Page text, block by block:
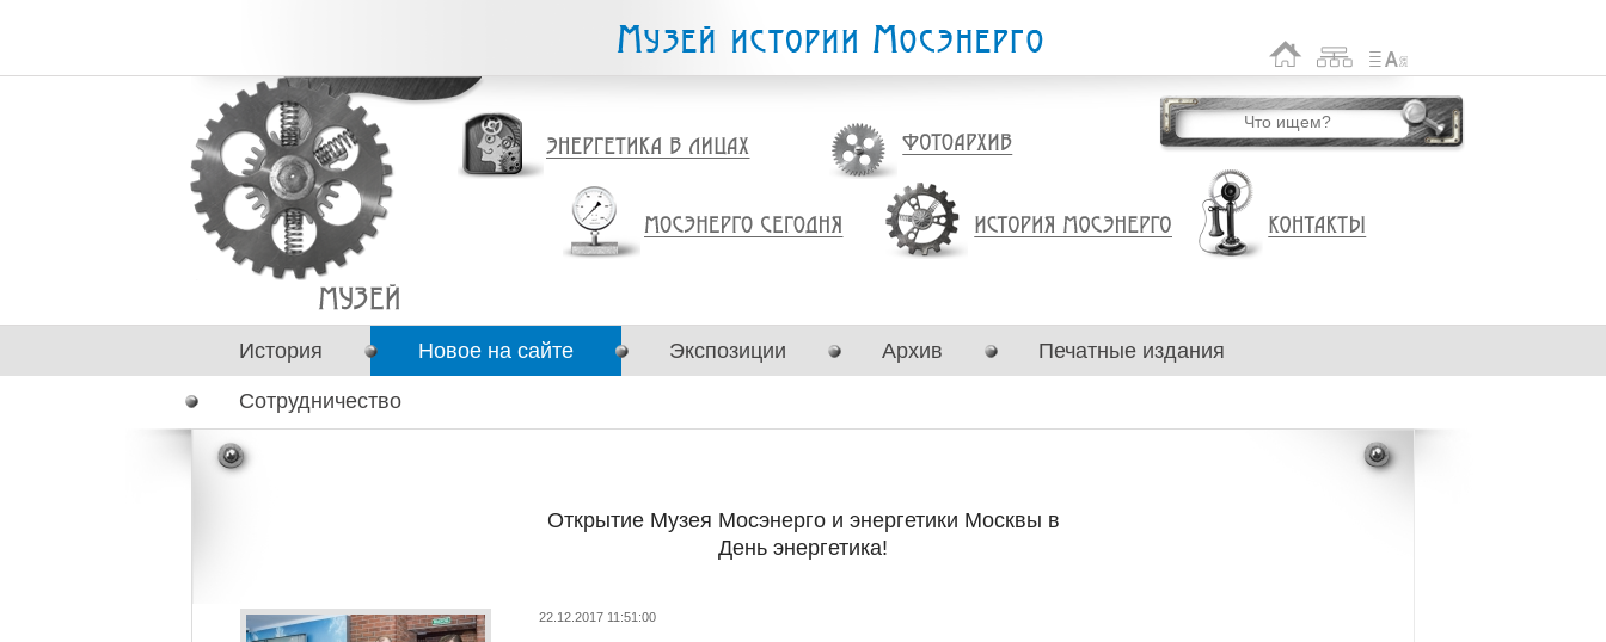
История Новое на сайте Экспозиции Архив Печатные издания
Сотрудничество
Открытие Музея Мосэнерго и энергетики Москвы в
День энергетика!
22.12.2017 11:51:00